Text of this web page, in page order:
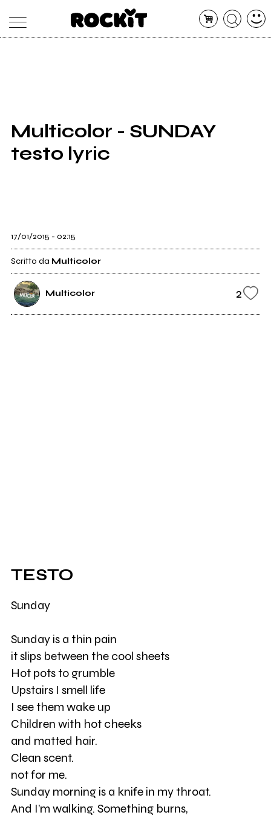
SHOP
RADIO
Multicolor - SUNDAY
testo lyric
17/01/2015 - 02:15
Scritto da Multicolor
Multicolor 2
TESTO
Sunday
Sunday is a thin pain
it slips between the cool sheets
Hot pots to grumble
Upstairs I smell life
I see them wake up
Children with hot cheeks
and matted hair.
Clean scent.
not for me.
Sunday morning is a knife in my throat.
And I’m walking. Something burns,